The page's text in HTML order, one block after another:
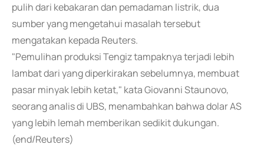
pulih dari kebakaran dan pemadaman listrik, dua
sumber yang mengetahui masalah tersebut
mengatakan kepada Reuters.
"Pemulihan produksi Tengiz tampaknya terjadi lebih
lambat dari yang diperkirakan sebelumnya, membuat
pasar minyak lebih ketat," kata Giovanni Staunovo,
seorang analis di UBS, menambahkan bahwa dolar AS
yang lebih lemah memberikan sedikit dukungan.
(end/Reuters)